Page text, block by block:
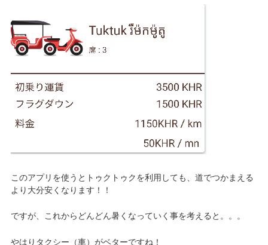
このアプリを使うとトゥクトゥクを利用しても、道でつかまえる
より大分安くなります！！
ですが、これからどんどん暑くなっていく事を考えると。。。
やはりタクシー（車）がベターですね！